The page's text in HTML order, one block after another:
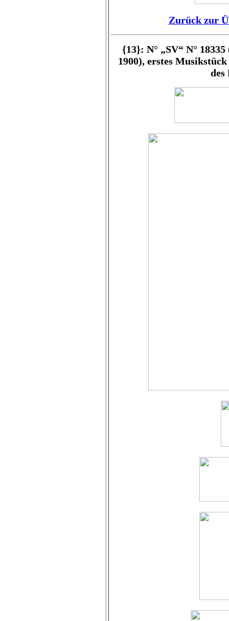
Zurück zur
{13}: N° „SV“ N°
1900), erstes Musikstück
des